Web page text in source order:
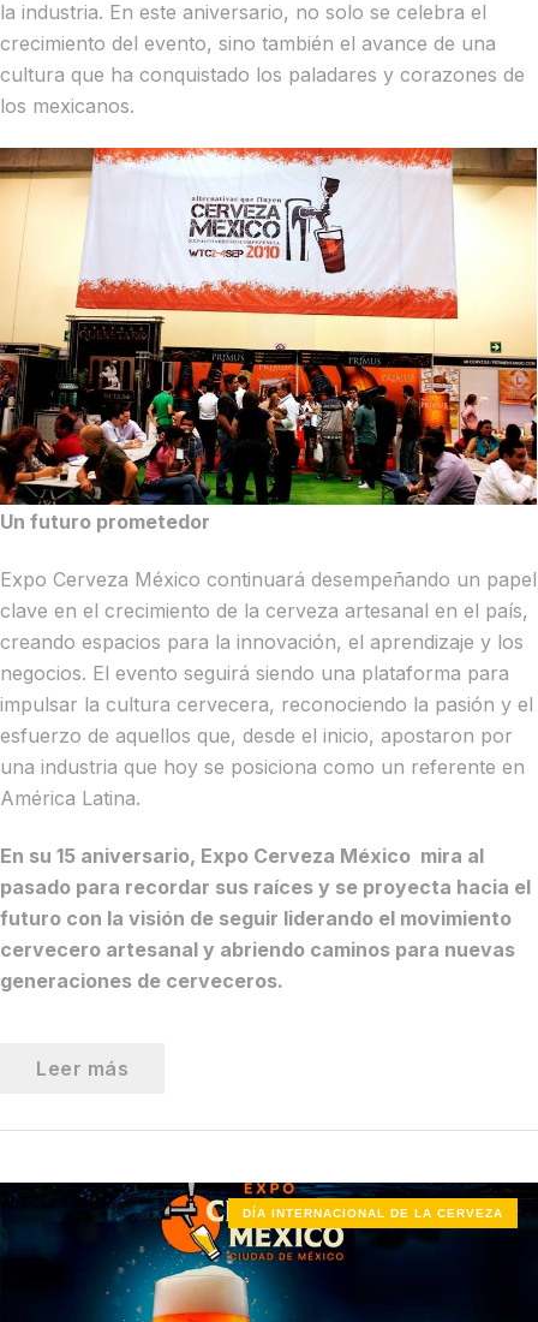
la industria. En este aniversario, no solo se celebra el
crecimiento del evento, sino también el avance de una
cultura que ha conquistado los paladares y corazones de
los mexicanos.
Un futuro prometedor
Expo Cerveza México continuará desempeñando un papel
clave en el crecimiento de la cerveza artesanal en el país,
creando espacios para la innovación, el aprendizaje y los
negocios. El evento seguirá siendo una plataforma para
impulsar la cultura cervecera, reconociendo la pasión y el
esfuerzo de aquellos que, desde el inicio, apostaron por
una industria que hoy se posiciona como un referente en
América Latina.
En su 15 aniversario, Expo Cerveza México mira al
pasado para recordar sus raíces y se proyecta hacia el
futuro con la visión de seguir liderando el movimiento
cervecero artesanal y abriendo caminos para nuevas
generaciones de cerveceros.
Leer más
DÍA INTERNACIONAL DE LA CERVEZA